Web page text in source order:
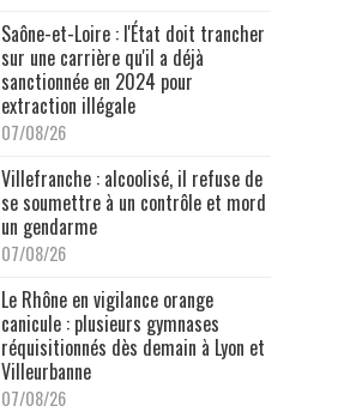
Saône-et-Loire : l'État doit trancher
sur une carrière qu'il a déjà
sanctionnée en 2024 pour
extraction illégale
07/08/26
Villefranche : alcoolisé, il refuse de
se soumettre à un contrôle et mord
un gendarme
07/08/26
Le Rhône en vigilance orange
canicule : plusieurs gymnases
réquisitionnés dès demain à Lyon et
Villeurbanne
07/08/26